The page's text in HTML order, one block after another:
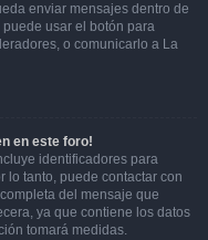
enviar mensajes dentro de
usar el botón para
o comunicarlo a La
en este foro!
identificadores para
lo tanto, puede contactar con
del mensaje que
ya que contiene los datos
tomará medidas.